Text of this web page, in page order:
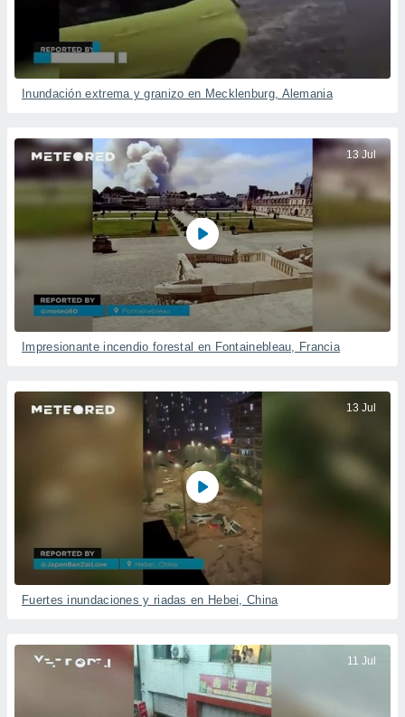
Inundación extrema y granizo en Mecklenburg, Alemania
13 Jul
Impresionante incendio forestal en Fontainebleau, Francia
13 Jul
Fuertes inundaciones y riadas en Hebei, China
11 Jul